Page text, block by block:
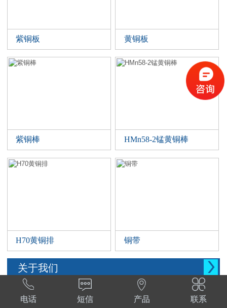
紫铜板 黄铜板
紫铜棒 HMn58-2锰黄铜棒
H70黄铜排 铜带
关于我们 
西安晨腾物资有限公司 常年销售铜管，铜棒。
铜棒，铜排等。材质:T1,T2,T3,TP2,Tu1,TU2,

电话

短信

产品

联系